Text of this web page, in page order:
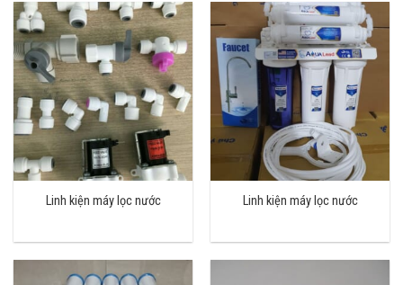
310,000 ₫.là:
250,000 ₫.
Linh kiện máy lọc nước Linh kiện máy lọc nước